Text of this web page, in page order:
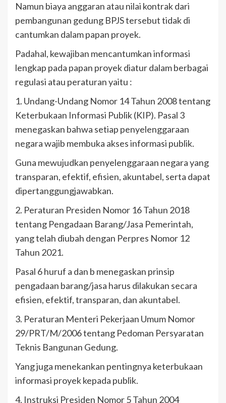
Namun biaya anggaran atau nilai kontrak dari
pembangunan gedung BPJS tersebut tidak di
cantumkan dalam papan proyek.
Padahal, kewajiban mencantumkan informasi
lengkap pada papan proyek diatur dalam berbagai
regulasi atau peraturan yaitu :
1. Undang-Undang Nomor 14 Tahun 2008 tentang
Keterbukaan Informasi Publik (KIP). Pasal 3
menegaskan bahwa setiap penyelenggaraan
negara wajib membuka akses informasi publik.
Guna mewujudkan penyelenggaraan negara yang
transparan, efektif, efisien, akuntabel, serta dapat
dipertanggungjawabkan.
2. Peraturan Presiden Nomor 16 Tahun 2018
tentang Pengadaan Barang/Jasa Pemerintah,
yang telah diubah dengan Perpres Nomor 12
Tahun 2021.
Pasal 6 huruf a dan b menegaskan prinsip
pengadaan barang/jasa harus dilakukan secara
efisien, efektif, transparan, dan akuntabel.
3. Peraturan Menteri Pekerjaan Umum Nomor
29/PRT/M/2006 tentang Pedoman Persyaratan
Teknis Bangunan Gedung.
Yang juga menekankan pentingnya keterbukaan
informasi proyek kepada publik.
4. Instruksi Presiden Nomor 5 Tahun 2004